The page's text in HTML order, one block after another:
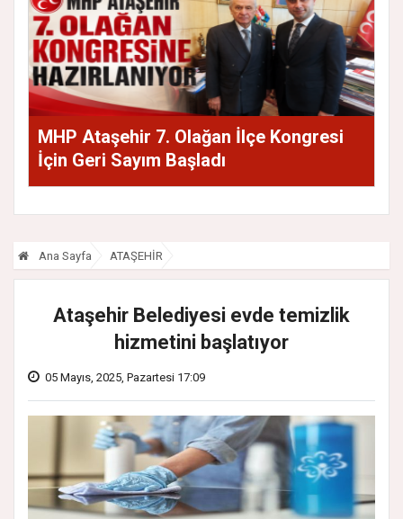
MHP Ataşehir 7. Olağan İlçe Kongresi
İçin Geri Sayım Başladı
Ana Sayfa ATAŞEHİR
Ataşehir Belediyesi evde temizlik
hizmetini başlatıyor
05 Mayıs, 2025, Pazartesi 17:09